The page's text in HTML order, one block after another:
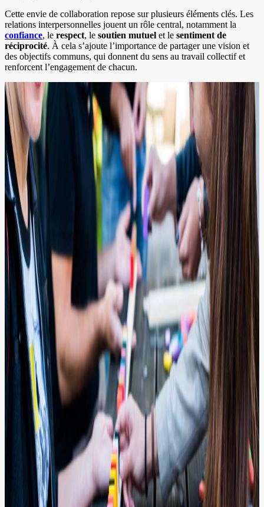
Cette envie de collaboration repose sur plusieurs éléments clés. Les
relations interpersonnelles jouent un rôle central, notamment la
confiance, le respect, le soutien mutuel et le sentiment de
réciprocité. À cela s’ajoute l’importance de partager une vision et
des objectifs communs, qui donnent du sens au travail collectif et
renforcent l’engagement de chacun.